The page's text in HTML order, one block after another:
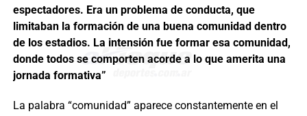
espectadores. Era un problema de conducta, que
limitaban la formación de una buena comunidad dentro
de los estadios. La intensión fue formar esa comunidad,
donde todos se comporten acorde a lo que amerita una
jornada formativa”
La palabra “comunidad” aparece constantemente en el